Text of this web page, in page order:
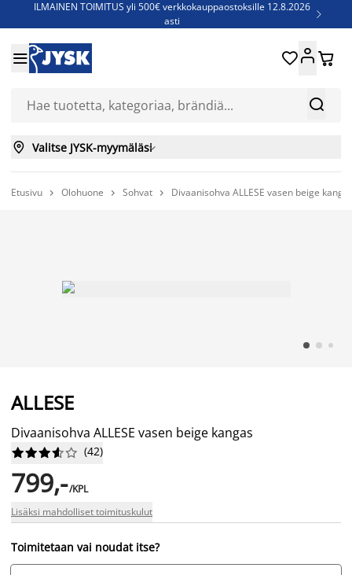
ILMAINEN TOIMITUS yli 500€ verkkokauppaostoksille 12.8.2026
asti

Jenkkisänkyjä - Säästä jopa 60%


 
 Valitse JYSK-myymäläsi
Etusivu  Olohuone  Sohvat  Divaanisohva ALLESE vasen beige
ALLESE
Divaanisohva ALLESE vasen beige kangas





 (42)
799,-/KPL
Lisäksi mahdolliset toimituskulut
Toimitetaan vai noudat itse?